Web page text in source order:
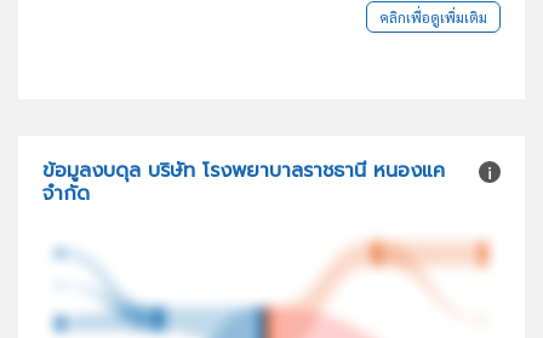
คลิกเพื่อดูเพิ่มเติม
ข้อมูลงบดุล บริษัท โรงพยาบาลราชธานี หนองแค
จำกัด